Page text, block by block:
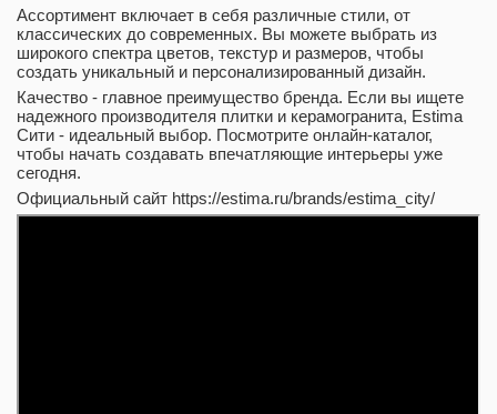
Ассортимент включает в себя различные стили, от
классических до современных. Вы можете выбрать из
широкого спектра цветов, текстур и размеров, чтобы
создать уникальный и персонализированный дизайн.
Качество - главное преимущество бренда. Если вы ищете
надежного производителя плитки и керамогранита, Estima
Сити - идеальный выбор. Посмотрите онлайн-каталог,
чтобы начать создавать впечатляющие интерьеры уже
сегодня.
Официальный сайт https://estima.ru/brands/estima_city/